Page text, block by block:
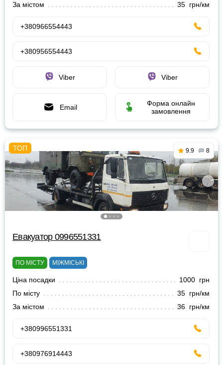
За містом
35 грн/км
+380966554443
+380956554443
Viber Viber
Email
Форма онлайн
замовлення
9.9 8
Евакуатор 0996551331
ПО МІСТУ МІЖМІСЬКІ
Ціна посадки
1000 грн
По місту
35 грн/км
За містом
36 грн/км
+380996551331
+380976914443